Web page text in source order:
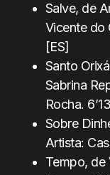
Salve, de
Vicente do
[ES]
Santo
Sabrina
Rocha.
Sobre
Artista:
Tempo, de